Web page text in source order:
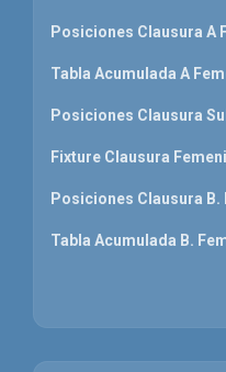
Posiciones Clausura A
Tabla Acumulada A
Posiciones Clausura
Fixture Clausura
Posiciones Clausura B.
Tabla Acumulada B.